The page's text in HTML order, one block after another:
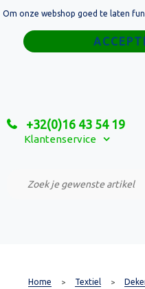
+32(0)16 43 54 19
Klantenservice
Home
Relatiegeschenken
Custom Made Projecten
Home > Textiel >
Om onze webshop goed te laten